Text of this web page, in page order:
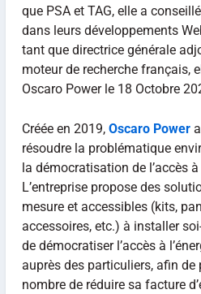
que PSA et TAG, elle a
dans leurs développements
tant que directrice générale
moteur de recherche français,
Oscaro Power le 18 Octobre
Créée en 2019, Oscaro Power
résoudre la problématique
la démocratisation de l’accès à
L’entreprise propose des
mesure et accessibles (kits,
accessoires, etc.) à installer
de démocratiser l’accès à
auprès des particuliers, afin de
nombre de réduire sa facture